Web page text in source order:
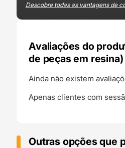
Descobre todas as vantagens de
Avaliações do
de peças em resina)
Ainda não existem
Apenas clientes com
Outras opções que